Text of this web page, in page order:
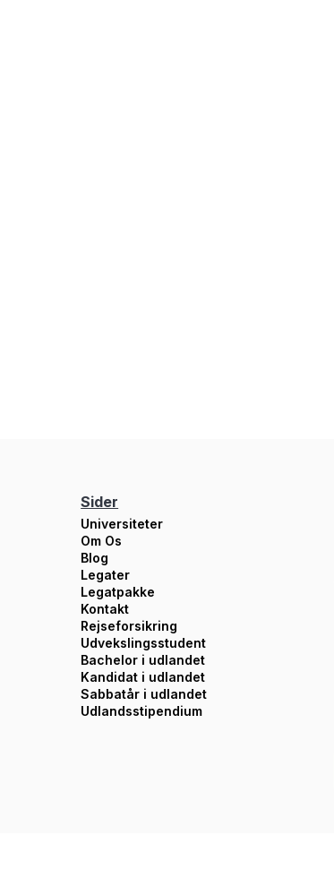
Sider
Universiteter
Om Os
Blog
Legater
Legatpakke
Kontakt
Rejseforsikring
Udvekslingsstudent
Bachelor i udlandet
Kandidat i udlandet
Sabbatår i udlandet
Udlandsstipendium